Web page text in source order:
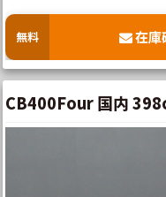
無料 在庫
CB400Four 国内